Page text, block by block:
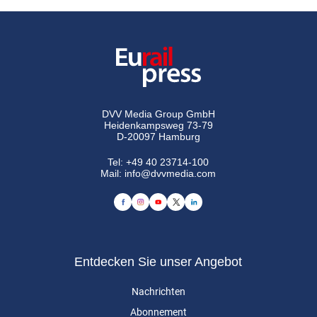
DVV Media Group GmbH
Heidenkampsweg 73-79
D-20097 Hamburg
Tel:+49 40 23714-100
Mail: info@dvvmedia.com
Entdecken Sie unser Angebot
Nachrichten
Abonnement